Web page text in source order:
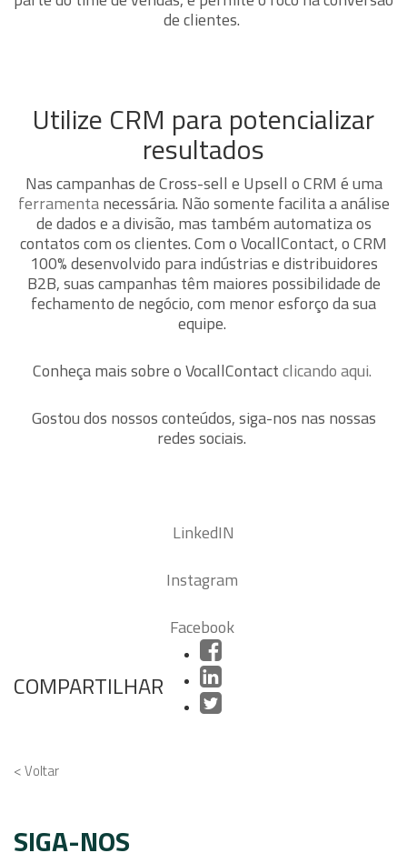
de clientes.
Utilize CRM para potencializar
resultados
Nas campanhas de Cross-sell e Upsell o CRM é uma
ferramentanecessária. Não somente facilita a análise
de dados e a divisão, mas também automatiza os
contatos com os clientes. Com o VocallContact, o CRM
100% desenvolvido para indústrias e distribuidores
B2B, suas campanhas têm maiores possibilidade de
fechamento de negócio, com menor esforço da sua
equipe.
Conheça mais sobre o VocallContactclicando aqui.
Gostou dos nossos conteúdos, siga-nos nas nossas
redes sociais.
LinkedIN
Instagram
Facebook
COMPARTILHAR
< Voltar
SIGA-NOS